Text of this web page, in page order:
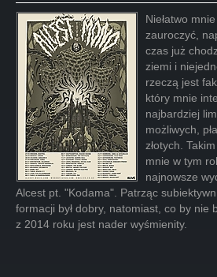
Niełatwo
zauroczyć,
czas już
ziemi i
rzeczą jest
który mnie
najbardziej
możliwych,
złotych.
mnie w tym
najnowsze
Alcest pt. "Kodama". Patrząc
formacji był dobry, natomiast, co by nie
z 2014 roku jest nader wyśmienity.